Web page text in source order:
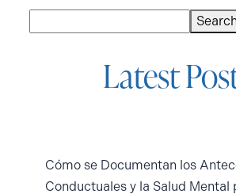
Latest
Cómo se Documentan los
Conductuales y la Salud Mental